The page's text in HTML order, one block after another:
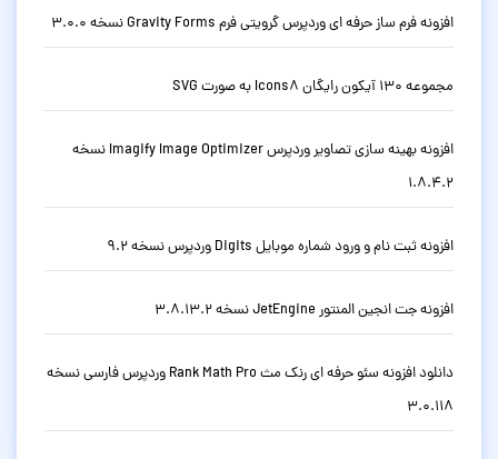
افزونه فرم ساز حرفه ای وردپرس گرویتی فرم Gravity Forms نسخه 3.0.0
مجموعه 130 آیکون رایگان Icons8 به صورت SVG
افزونه بهینه سازی تصاویر وردپرس Imagify Image Optimizer نسخه
1.8.4.2
افزونه ثبت نام و ورود شماره موبایل Digits وردپرس نسخه 9.2
افزونه جت انجین المنتور JetEngine نسخه 3.8.13.2
دانلود افزونه سئو حرفه ای رنک مث Rank Math Pro وردپرس فارسی نسخه
3.0.118